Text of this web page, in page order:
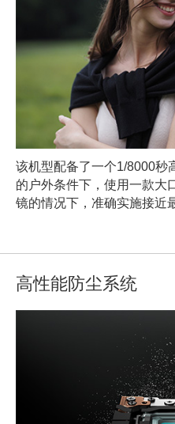
该机型配备了一个1/8000秒
的户外条件下，使用一款大
镜的情况下，准确实施接近
高性能防尘系统